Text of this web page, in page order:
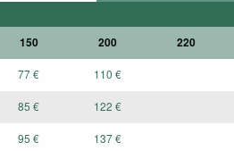
150 200 220
77 € 110 €
85 € 122 €
95 € 137 €